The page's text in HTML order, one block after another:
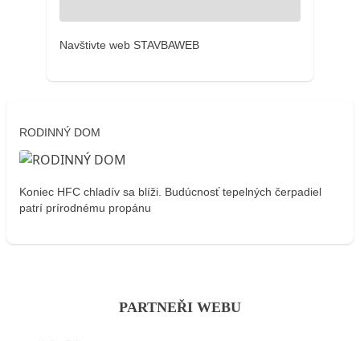
Navštivte web STAVBAWEB
RODINNÝ DOM
Koniec HFC chladív sa blíži. Budúcnosť tepelných čerpadiel
patrí prírodnému propánu
PARTNEŘI WEBU